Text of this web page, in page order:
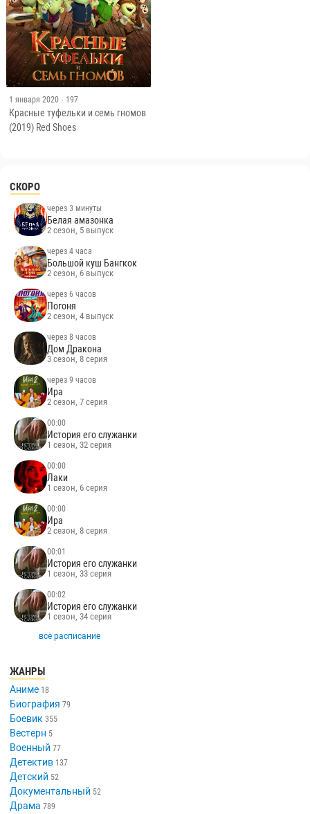
1 января 2020 · 197
Красные туфельки и семь гномов
(2019) Red Shoes
СКОРО
через 3 минуты
Белая амазонка
2 сезон, 5 выпуск
через 4 часа
Большой куш Бангкок
2 сезон, 6 выпуск
через 6 часов
Погоня
2 сезон, 4 выпуск
через 8 часов
Дом Дракона
3 сезон, 8 серия
через 9 часов
Ира
2 сезон, 7 серия
00:00
История его служанки
1 сезон, 32 серия
00:00
Лаки
1 сезон, 6 серия
00:00
Ира
2 сезон, 8 серия
00:01
История его служанки
1 сезон, 33 серия
00:02
История его служанки
1 сезон, 34 серия
всё расписание
ЖАНРЫ
Аниме 18
Биография 79
Боевик 355
Вестерн 5
Военный 77
Детектив 137
Детский 52
Документальный 52
Драма 789